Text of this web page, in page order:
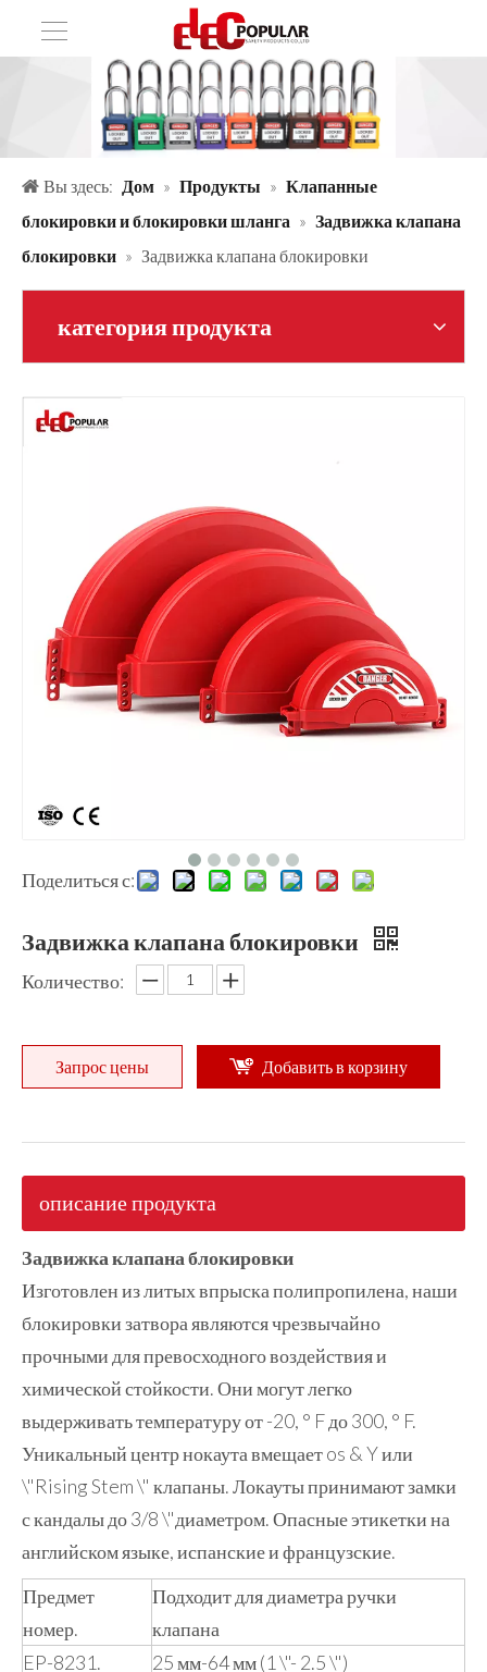
Вы здесь: Дом » Продукты » Клапанные
блокировки и блокировки шланга » Задвижка клапана
блокировки » Задвижка клапана блокировки
категория продукта
Поделиться с:
Задвижка клапана блокировки
Количество:
Запрос цены Добавить в корзину
описание продукта
Задвижка клапана блокировки
Изготовлен из литых впрыска полипропилена, наши
блокировки затвора являются чрезвычайно
прочными для превосходного воздействия и
химической стойкости. Они могут легко
выдерживать температуру от -20, ° F до 300, ° F.
Уникальный центр нокаута вмещает os & Y или
\"Rising Stem \" клапаны. Локауты принимают замки
с кандалы до 3/8 \"диаметром. Опасные этикетки на
английском языке, испанские и французские.
Предмет
номер.
Подходит для диаметра ручки
клапана
EP-8231.
25 мм-64 мм (1 \"- 2.5 \")